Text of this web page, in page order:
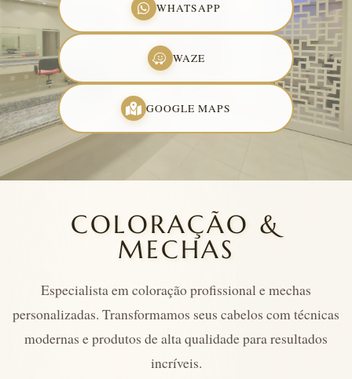
WHATSAPP
WAZE
GOOGLE MAPS
COLORAÇÃO &
MECHAS
Especialista em coloração profissional e mechas
personalizadas. Transformamos seus cabelos com técnicas
modernas e produtos de alta qualidade para resultados
incríveis.